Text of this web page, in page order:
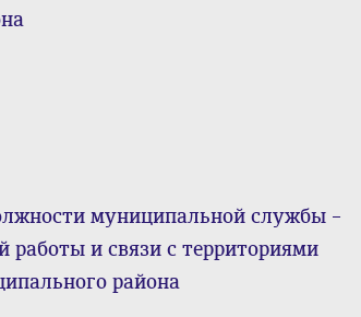
муниципальной службы –
работы и связи с территориями
района